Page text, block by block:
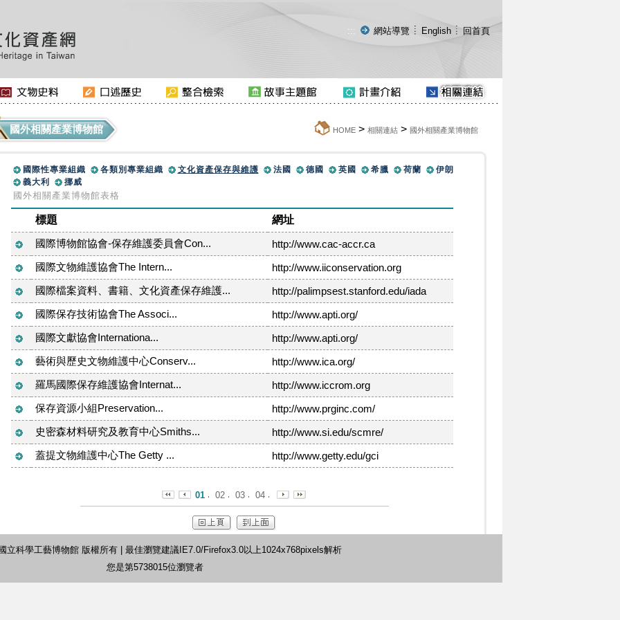
::: 網站導覽 English 回首頁
國外相關產業博物館 HOME> 相關連結> 國外相關產業博物館
國際性專業組織 各類別專業組織 文化資產保存與維護 法國 德國 英國 希臘 荷蘭
伊朗
義大利
挪威
國外相關產業博物館表格
標題
網址
國際博物館協會-保存維護委員會Con...
http://www.cac-accr.ca
國際文物維護協會The Intern...
http://www.iiconservation.org
國際檔案資料、書籍、文化資產保存維護...
http://palimpsest.stanford.edu/iada
國際保存技術協會The Associ...
http://www.apti.org/
國際文獻協會Internationa...
http://www.apti.org/
藝術與歷史文物維護中心Conserv...
http://www.ica.org/
羅馬國際保存維護協會Internat...
http://www.iccrom.org
保存資源小組Preservation...
http://www.prginc.com/
史密森材料研究及教育中心Smiths...
http://www.si.edu/scmre/
蓋提文物維護中心The Getty ...
http://www.getty.edu/gci
01 02 03 04
立科學工藝博物館 版權所有 | 最佳瀏覽建議IE7.0/Firefox3.0以上1024x768pixels解析
您是第5738015位瀏覽者